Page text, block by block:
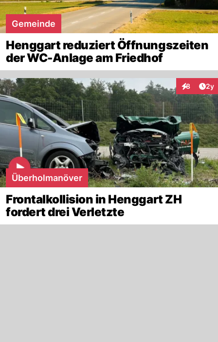
Gemeinde
Henggart reduziert Öffnungszeiten
der WC-Anlage am Friedhof
8 2y
Überholmanöver
Frontalkollision in Henggart ZH
fordert drei Verletzte